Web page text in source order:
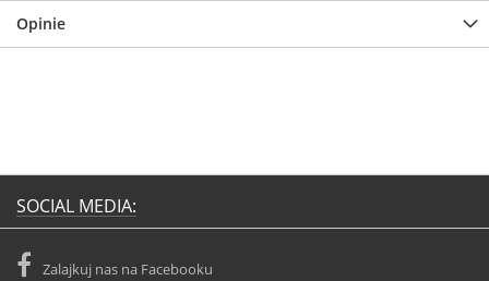
Opinie
SOCIAL MEDIA:
Zalajkuj nas na Facebooku